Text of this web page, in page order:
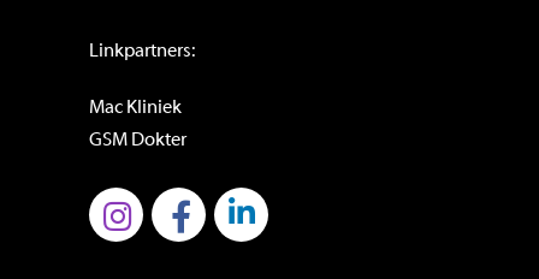
Linkpartners:
Mac Kliniek
GSM Dokter